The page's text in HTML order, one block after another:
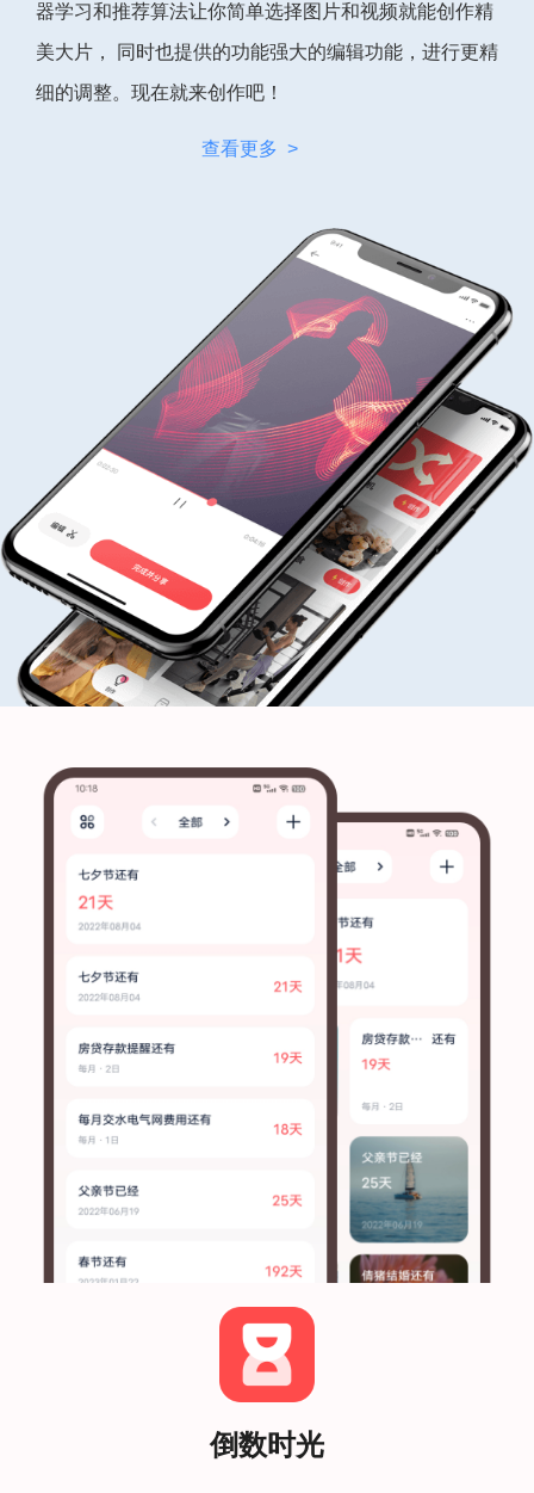
器学习和推荐算法让你简单选择图片和视频就能创作精
美大片， 同时也提供的功能强大的编辑功能，进行更精
细的调整。现在就来创作吧！
查看更多 >
倒数时光